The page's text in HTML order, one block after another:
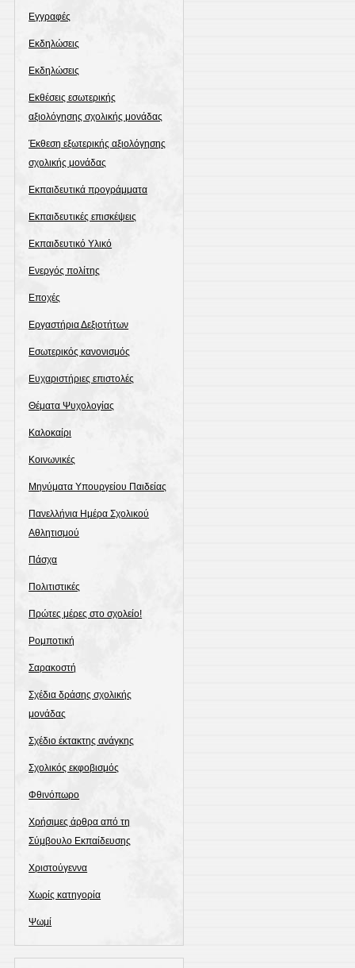
Εγγραφές
Εκδηλώσεις
Εκδηλώσεις
Εκθέσεις εσωτερικής
αξιολόγησης σχολικής μονάδας
Έκθεση εξωτερικής αξιολόγησης
σχολικής μονάδας
Εκπαιδευτικά προγράμματα
Εκπαιδευτικές επισκέψεις
Εκπαιδευτικό Υλικό
Ενεργός πολίτης
Εποχές
Εργαστήρια Δεξιοτήτων
Εσωτερικός κανονισμός
Ευχαριστήριες επιστολές
Θέματα Ψυχολογίας
Καλοκαίρι
Κοινωνικές
Μηνύματα Υπουργείου Παιδείας
Πανελλήνια Ημέρα Σχολικού
Αθλητισμού
Πάσχα
Πολιτιστικές
Πρώτες μέρες στο σχολείο!
Ρομποτική
Σαρακοστή
Σχέδια δράσης σχολικής
μονάδας
Σχέδιο έκτακτης ανάγκης
Σχολικός εκφοβισμός
Φθινόπωρο
Χρήσιμες άρθρα από τη
Σύμβουλο Εκπαίδευσης
Χριστούγεννα
Χωρίς κατηγορία
Ψωμί